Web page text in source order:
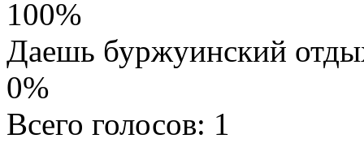
100%
Даешь буржуинский
0%
Всего голосов: 1